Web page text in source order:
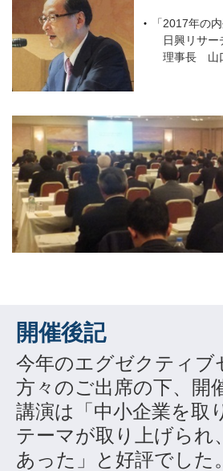
「2017年の
日興リサー
理事長 山
開催後記
今年のエグゼクティブ
方々のご出席の下、開
講演は「中小企業を取
テーマが取り上げられ
あった」と好評でした。